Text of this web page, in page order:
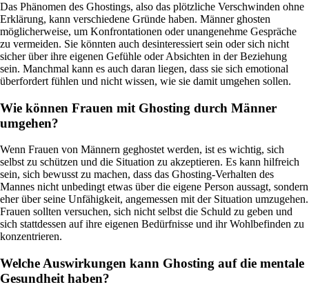
Das Phänomen des Ghostings, also das plötzliche Verschwinden ohne
Erklärung, kann verschiedene Gründe haben. Männer ghosten
möglicherweise, um Konfrontationen oder unangenehme Gespräche
zu vermeiden. Sie könnten auch desinteressiert sein oder sich nicht
sicher über ihre eigenen Gefühle oder Absichten in der Beziehung
sein. Manchmal kann es auch daran liegen, dass sie sich emotional
überfordert fühlen und nicht wissen, wie sie damit umgehen sollen.
Wie können Frauen mit Ghosting durch Männer
umgehen?
Wenn Frauen von Männern geghostet werden, ist es wichtig, sich
selbst zu schützen und die Situation zu akzeptieren. Es kann hilfreich
sein, sich bewusst zu machen, dass das Ghosting-Verhalten des
Mannes nicht unbedingt etwas über die eigene Person aussagt, sondern
eher über seine Unfähigkeit, angemessen mit der Situation umzugehen.
Frauen sollten versuchen, sich nicht selbst die Schuld zu geben und
sich stattdessen auf ihre eigenen Bedürfnisse und ihr Wohlbefinden zu
konzentrieren.
Welche Auswirkungen kann Ghosting auf die mentale
Gesundheit haben?